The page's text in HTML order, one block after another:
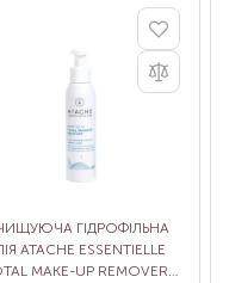
ГІДРОФІЛЬНА
ATACHE ESSENTIELLE
MAKE-UP REMOVER